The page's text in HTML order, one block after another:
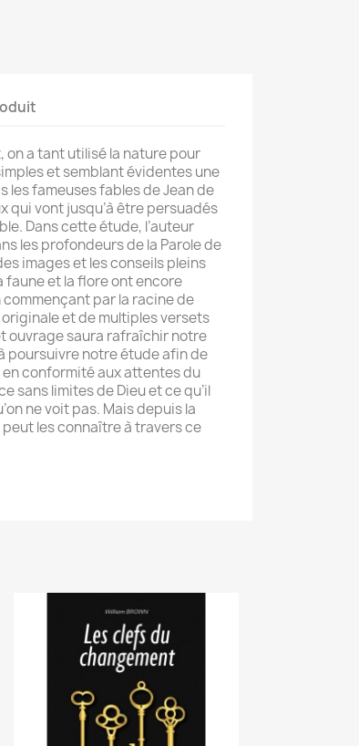
a tant utilisé la nature pour
et semblant évidentes une
les fameuses fables de Jean de
qui vont jusqu’à être persuadés
Dans cette étude, l’auteur
les profondeurs de la Parole de
images et les conseils pleins
faune et la flore ont encore
par la racine de
et de multiples versets
ouvrage saura rafraîchir notre
poursuivre notre étude afin de
conformité aux attentes du
sans limites de Dieu et ce qu’il
ne voit pas. Mais depuis la
les connaître à travers ce